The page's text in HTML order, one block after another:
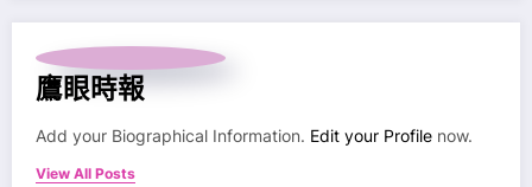
鷹眼時報
Add your Biographical Information. Edit your Profile now.
View All Posts